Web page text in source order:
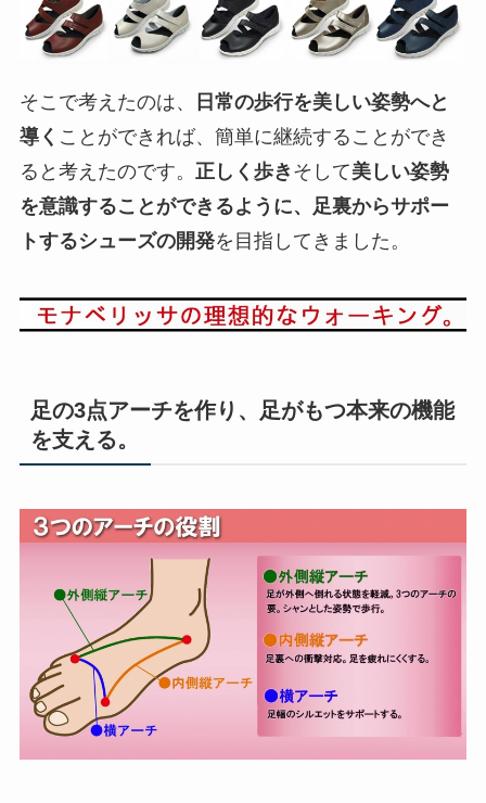
そこで考えたのは、
日常の歩行を美しい姿勢へと
導く ことができれば、簡単に継続することができ
ると考えたのです。 正しく歩き そして美しい姿勢
を意識することができるように、足裏からサポー
トするシューズの開発を目指してきました。
足の3点アーチを作り、足がもつ本来の機能
を支える。